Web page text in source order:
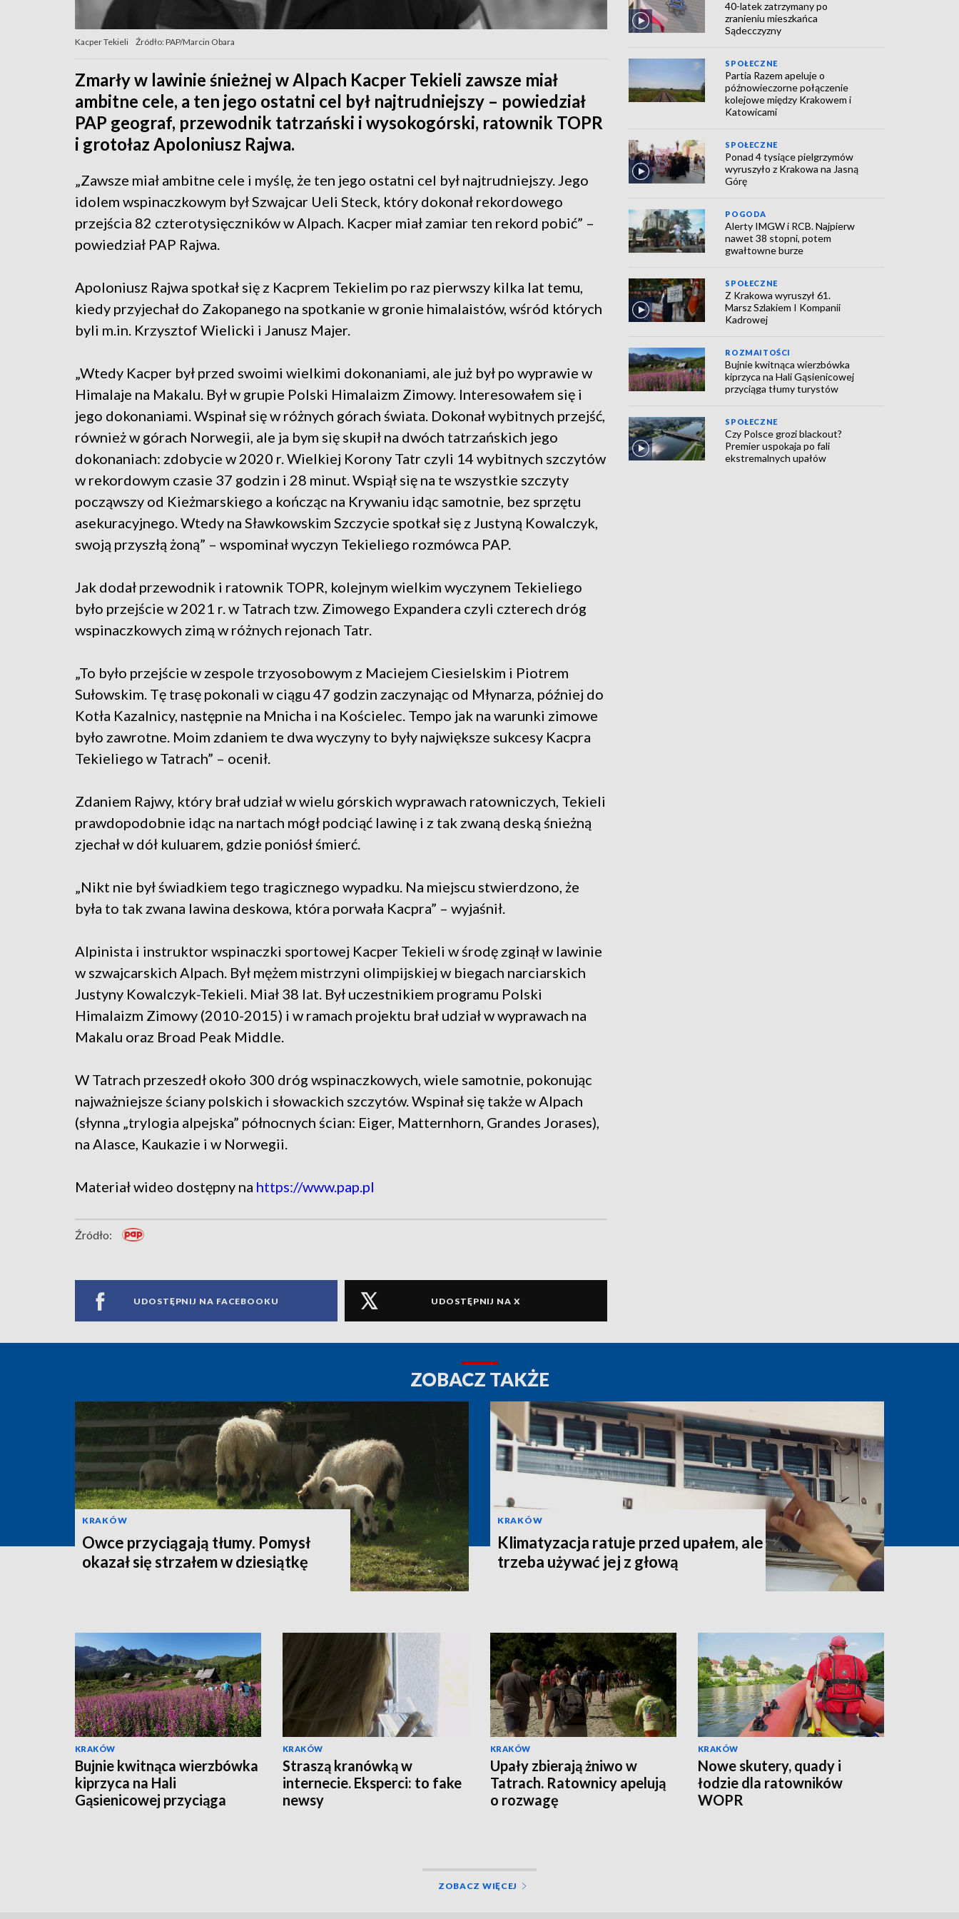
Kacper Tekieli Źródło: PAP/Marcin Obara
Zmarły w lawinie śnieżnej w Alpach Kacper Tekieli zawsze miał
ambitne cele, a ten jego ostatni cel był najtrudniejszy – powiedział
PAP geograf, przewodnik tatrzański i wysokogórski, ratownik TOPR
i grotołaz Apoloniusz Rajwa.
„Zawsze miał ambitne cele i myślę, że ten jego ostatni cel był najtrudniejszy. Jego
idolem wspinaczkowym był Szwajcar Ueli Steck, który dokonał rekordowego
przejścia 82 czterotysięczników w Alpach. Kacper miał zamiar ten rekord pobić” –
powiedział PAP Rajwa.
Apoloniusz Rajwa spotkał się z Kacprem Tekielim po raz pierwszy kilka lat temu,
kiedy przyjechał do Zakopanego na spotkanie w gronie himalaistów, wśród których
byli m.in. Krzysztof Wielicki i Janusz Majer.
„Wtedy Kacper był przed swoimi wielkimi dokonaniami, ale już był po wyprawie w
Himalaje na Makalu. Był w grupie Polski Himalaizm Zimowy. Interesowałem się i
jego dokonaniami. Wspinał się w różnych górach świata. Dokonał wybitnych przejść,
również w górach Norwegii, ale ja bym się skupił na dwóch tatrzańskich jego
dokonaniach: zdobycie w 2020 r. Wielkiej Korony Tatr czyli 14 wybitnych szczytów
w rekordowym czasie 37 godzin i 28 minut. Wspiął się na te wszystkie szczyty
począwszy od Kieżmarskiego a kończąc na Krywaniu idąc samotnie, bez sprzętu
asekuracyjnego. Wtedy na Sławkowskim Szczycie spotkał się z Justyną Kowalczyk,
swoją przyszłą żoną” – wspominał wyczyn Tekieliego rozmówca PAP.
Jak dodał przewodnik i ratownik TOPR, kolejnym wielkim wyczynem Tekieliego
było przejście w 2021 r. w Tatrach tzw. Zimowego Expandera czyli czterech dróg
wspinaczkowych zimą w różnych rejonach Tatr.
„To było przejście w zespole trzyosobowym z Maciejem Ciesielskim i Piotrem
Sułowskim. Tę trasę pokonali w ciągu 47 godzin zaczynając od Młynarza, później do
Kotła Kazalnicy, następnie na Mnicha i na Kościelec. Tempo jak na warunki zimowe
było zawrotne. Moim zdaniem te dwa wyczyny to były największe sukcesy Kacpra
Tekieliego w Tatrach” – ocenił.
Zdaniem Rajwy, który brał udział w wielu górskich wyprawach ratowniczych, Tekieli
prawdopodobnie idąc na nartach mógł podciąć lawinę i z tak zwaną deską śnieżną
zjechał w dół kuluarem, gdzie poniósł śmierć.
„Nikt nie był świadkiem tego tragicznego wypadku. Na miejscu stwierdzono, że
była to tak zwana lawina deskowa, która porwała Kacpra” – wyjaśnił.
Alpinista i instruktor wspinaczki sportowej Kacper Tekieli w środę zginął w lawinie
w szwajcarskich Alpach. Był mężem mistrzyni olimpijskiej w biegach narciarskich
Justyny Kowalczyk-Tekieli. Miał 38 lat. Był uczestnikiem programu Polski
Himalaizm Zimowy (2010-2015) i w ramach projektu brał udział w wyprawach na
Makalu oraz Broad Peak Middle.
W Tatrach przeszedł około 300 dróg wspinaczkowych, wiele samotnie, pokonując
najważniejsze ściany polskich i słowackich szczytów. Wspinał się także w Alpach
(słynna „trylogia alpejska” północnych ścian: Eiger, Matternhorn, Grandes Jorases),
na Alasce, Kaukazie i w Norwegii.
Materiał wideo dostępny na https://www.pap.pl
Źródło:
UDOSTĘPNIJ NA FACEBOOKU UDOSTĘPNIJ NA X
40-latek zatrzymany po
zranieniu mieszkańca
Sądecczyzny
SPOŁECZNE
Partia Razem apeluje o
późnowieczorne połączenie
kolejowe między Krakowem i
Katowicami
SPOŁECZNE
Ponad 4 tysiące pielgrzymów
wyruszyło z Krakowa na Jasną
Górę
POGODA
Alerty IMGW i RCB. Najpierw
nawet 38 stopni, potem
gwałtowne burze
SPOŁECZNE
Z Krakowa wyruszył 61.
Marsz Szlakiem I Kompanii
Kadrowej
ROZMAITOŚCI
Bujnie kwitnąca wierzbówka
kiprzyca na Hali Gąsienicowej
przyciąga tłumy turystów
SPOŁECZNE
Czy Polsce grozi blackout?
Premier uspokaja po fali
ekstremalnych upałów
ZOBACZ TAKŻE
KRAKÓW
Owce przyciągają tłumy. Pomysł
okazał się strzałem w dziesiątkę
KRAKÓW
Klimatyzacja ratuje przed upałem, ale
trzeba używać jej z głową
KRAKÓW
Bujnie kwitnąca wierzbówka
kiprzyca na Hali
Gąsienicowej przyciąga
KRAKÓW
Straszą kranówką w
internecie. Eksperci: to fake
newsy
KRAKÓW
Upały zbierają żniwo w
Tatrach. Ratownicy apelują
o rozwagę
KRAKÓW
Nowe skutery, quady i
łodzie dla ratowników
WOPR
ZOBACZ WIĘCEJ